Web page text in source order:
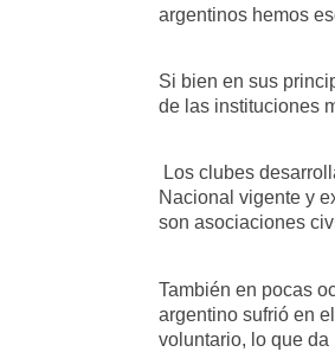
argentinos hemos
Si bien en sus
de las instituciones
Los clubes
Nacional vigente y
son asociaciones
También en pocas
argentino sufrió en
voluntario, lo que